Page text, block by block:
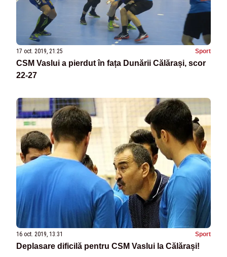
17 oct. 2019, 21:25 Sport
CSM Vaslui a pierdut în fața Dunării Călărași, scor
22-27
16 oct. 2019, 13:31 Sport
Deplasare dificilă pentru CSM Vaslui la Călărași!